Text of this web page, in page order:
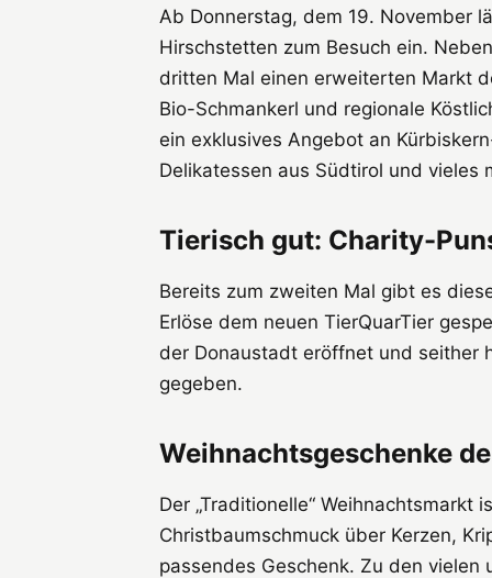
Ab Donnerstag, dem 19. November
Hirschstetten zum Besuch ein.
dritten Mal einen erweiterten Markt
Bio-Schmankerl und regionale
ein exklusives Angebot an
Delikatessen aus Südtirol und vieles
Tierisch gut: Charity-
Bereits zum zweiten Mal gibt es
Erlöse dem neuen TierQuarTier
der Donaustadt eröffnet und seither
gegeben.
Weihnachtsgeschenke
Der „Traditionelle“
Christbaumschmuck über Kerzen,
passendes Geschenk. Zu den